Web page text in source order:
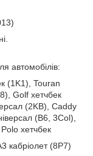
автомобілів:
(1K1), Touran
Golf хетчбек
(2KB), Caddy
(B6, 3Col),
хетчбек
кабріолет (8P7)